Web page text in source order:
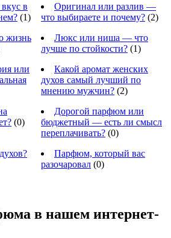
в
(1)
Оригинал или разлив —
что выбираете и почему? (2)
жизнь
Люкс или ниша — что
лучше по стойкости? (1)
или
Какой аромат женских
духов самый лучший по
мнению мужчин? (2)
(0)
Дорогой парфюм или
бюджетный — есть ли смысл
переплачивать? (0)
Парфюм, который вас
разочаровал (0)
в нашем интернет-